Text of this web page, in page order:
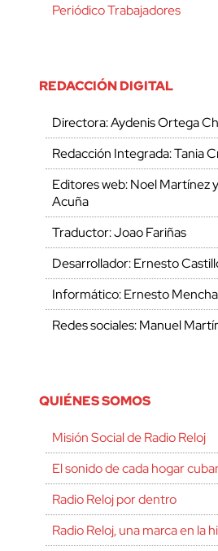
Periódico Trabajadores
REDACCIÓN DIGITAL
Directora: Aydenis Ortega
Redacción Integrada: Tania
Editores web: Noel Martínez
Acuña
Traductor: Joao Fariñas
Desarrollador: Ernesto
Informático: Ernesto
Redes sociales: Manuel
QUIÉNES SOMOS
Misión Social de Radio Reloj
El sonido de cada hogar
Radio Reloj por dentro
Radio Reloj, una marca en la